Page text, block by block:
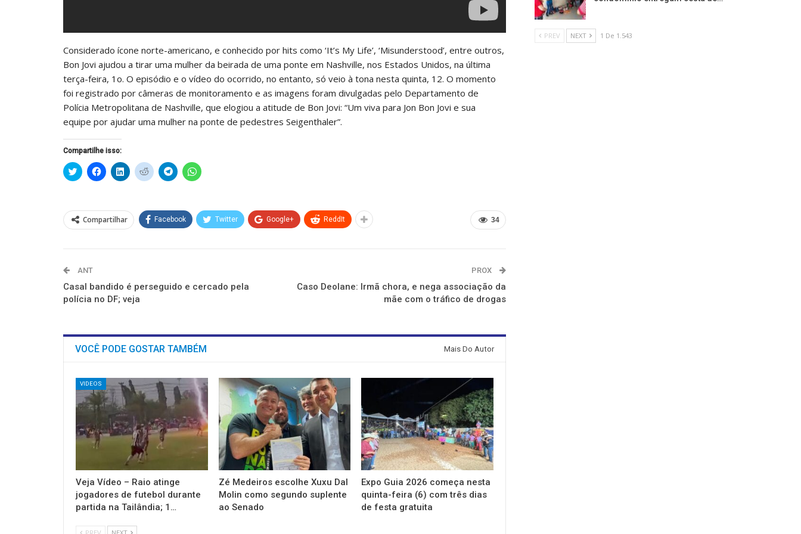
Considerado ícone norte-americano, e conhecido por hits como ‘It’s My Life’, ‘Misunderstood’, entre outros,
Bon Jovi ajudou a tirar uma mulher da beirada de uma ponte em Nashville, nos Estados Unidos, na última
terça-feira, 1o. O episódio e o vídeo do ocorrido, no entanto, só veio à tona nesta quinta, 12. O momento
foi registrado por câmeras de monitoramento e as imagens foram divulgadas pelo Departamento de
Polícia Metropolitana de Nashville, que elogiou a atitude de Bon Jovi: “Um viva para Jon Bon Jovi e sua
equipe por ajudar uma mulher na ponte de pedestres Seigenthaler”.
Compartilhe isso:
Clique
para
em
nova
janela)
Clique
para
em
nova
janela)
Clique
para
em
nova
janela)
Clique
para
em
nova
janela)
Clique
para
em
nova
janela)
Clique
para
em
nova
janela) 34
Compartilhar Facebook Twitter Google+ ReddIt
ANT
Casal bandido é perseguido e cercado pela
polícia no DF; veja
PROX
Caso Deolane: Irmã chora, e nega associação da
mãe com o tráfico de drogas
VOCÊ PODE GOSTAR TAMBÉM Mais Do Autor
VIDEOS
Veja Vídeo – Raio atinge
jogadores de futebol durante
partida na Tailândia; 1…
Zé Medeiros escolhe Xuxu Dal
Molin como segundo suplente
ao Senado
Expo Guia 2026 começa nesta
quinta-feira (6) com três dias
de festa gratuita
PREV NEXT 1 De 1.543